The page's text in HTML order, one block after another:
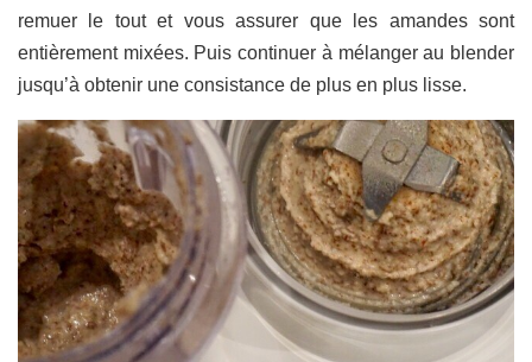
remuer le tout et vous assurer que les amandes sont
entièrement mixées. Puis continuer à mélanger au blender
jusqu’à obtenir une consistance de plus en plus lisse.